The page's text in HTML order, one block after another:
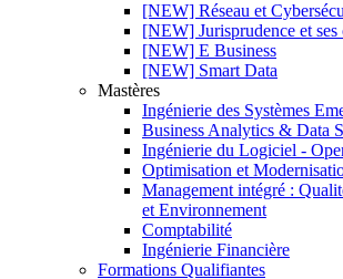
[NEW] Réseau et
[NEW] Jurisprudence et ses
[NEW] E Business
[NEW] Smart Data
Mastères
Ingénierie des Systèmes
Business Analytics & Data
Ingénierie du Logiciel -
Optimisation et
Management intégré :
et Environnement
Comptabilité
Ingénierie Financière
Formations Qualifiantes